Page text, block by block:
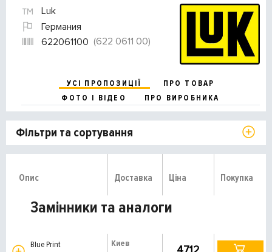
Luk
Германия
622061100 (622 0611 00)
УСІ ПРОПОЗИЦІЇ
ПРО ТОВАР
ФОТО І ВІДЕО
ПРО ВИРОБНИКА
Фільтри та сортування
Опис Доставка Ціна Покупка
Замінники та аналоги
Blue Print
Киев